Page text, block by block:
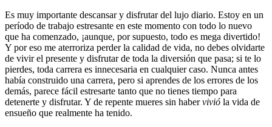
Es muy importante descansar y disfrutar del lujo diario. Estoy en un
período de trabajo estresante en este momento con todo lo nuevo
que ha comenzado, ¡aunque, por supuesto, todo es mega divertido!
Y por eso me aterroriza perder la calidad de vida, no debes olvidarte
de vivir el presente y disfrutar de toda la diversión que pasa; si te lo
pierdes, toda carrera es innecesaria en cualquier caso. Nunca antes
había construido una carrera, pero si aprendes de los errores de los
demás, parece fácil estresarte tanto que no tienes tiempo para
detenerte y disfrutar. Y de repente mueres sin habervivió la vida de
ensueño que realmente ha tenido.